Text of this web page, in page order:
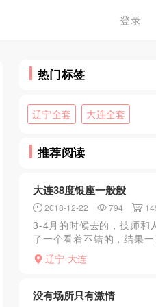
登录
热门标签
辽宁全套 大连全套
推荐阅读
大连38度银座一般般
2018-12-22 794
3-4月的时候去的，技师和
了一个看着不错的，结果
是第一次去哪，估计有些不
几分钟经理过来换了一个，
辽宁-大连
没有场所只有激情